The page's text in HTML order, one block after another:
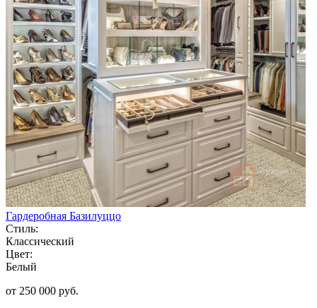
Гардеробная Базилуццо
Стиль:
Классический
Цвет:
Белый
от 250 000 руб.